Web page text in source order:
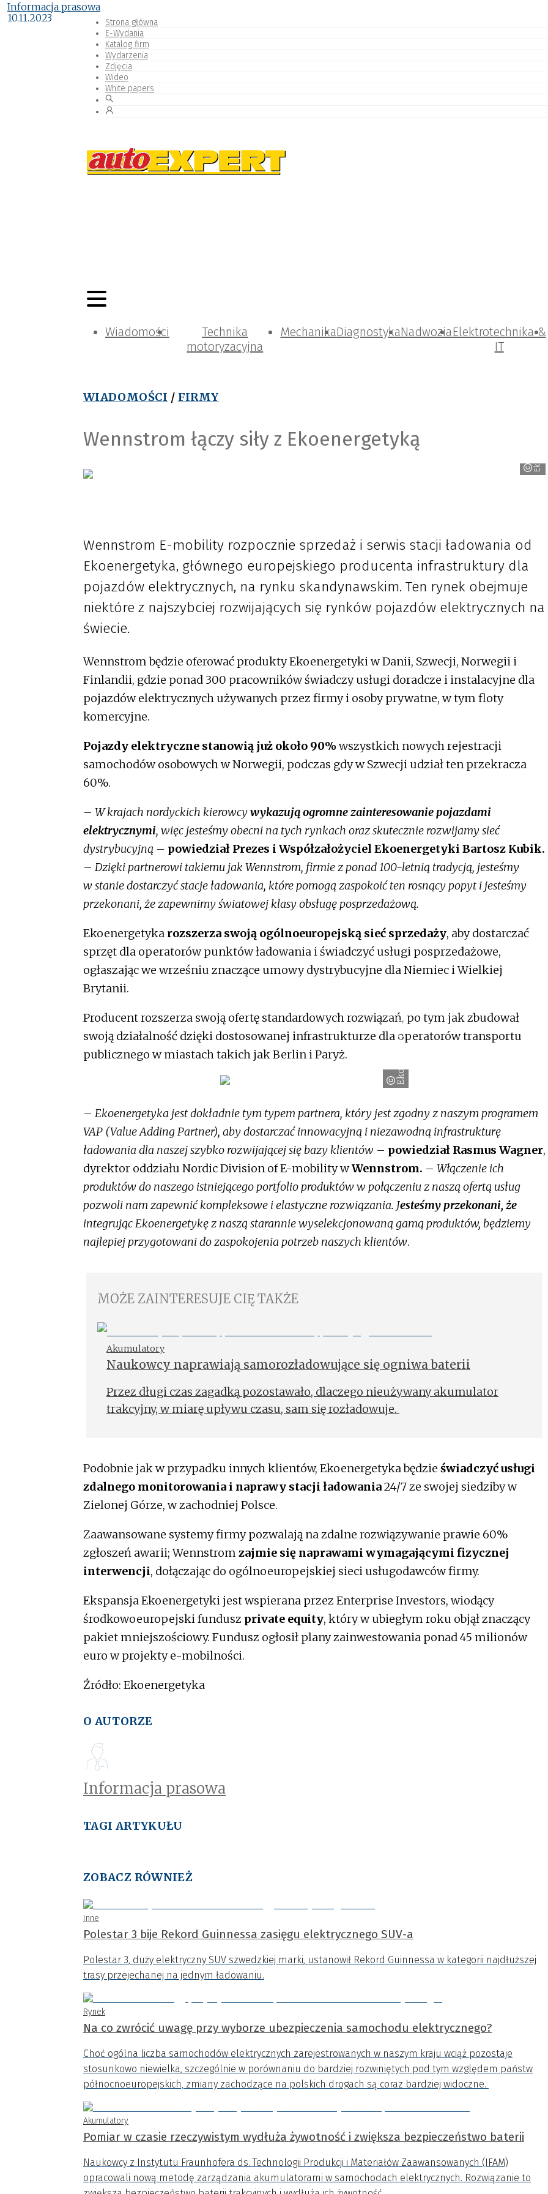
Strona główna
E-Wydania
Katalog firm
Wydarzenia
Zdjęcia
Wideo
White papers
Wiadomości
Technika
motoryzacyjna
MechanikaDiagnostykaNadwoziaElektrotechnika &
IT
WIADOMOŚCI / FIRMY
Wennstrom łączy siły z Ekoenergetyką
Informacja prasowa
10.11.2023
Wennstrom E-mobility rozpocznie sprzedaż i serwis stacji ładowania od
Ekoenergetyka, głównego europejskiego producenta infrastruktury dla
pojazdów elektrycznych, na rynku skandynawskim. Ten rynek obejmuje
niektóre z najszybciej rozwijających się rynków pojazdów elektrycznych na
świecie.
Wennstrom będzie oferować produkty Ekoenergetyki w Danii, Szwecji, Norwegii i
Finlandii, gdzie ponad 300 pracowników świadczy usługi doradcze i instalacyjne dla
pojazdów elektrycznych używanych przez firmy i osoby prywatne, w tym floty
komercyjne.
Pojazdy elektryczne stanowią już około 90%wszystkich nowych rejestracji
samochodów osobowych w Norwegii, podczas gdy w Szwecji udział ten przekracza
60%.
– W krajach nordyckich kierowcywykazują ogromne zainteresowanie pojazdami
elektrycznymi, więc jesteśmy obecni na tych rynkach oraz skutecznie rozwijamy sieć
dystrybucyjną – powiedział Prezes i Współzałożyciel Ekoenergetyki Bartosz Kubik.
– Dzięki partnerowi takiemu jak Wennstrom, firmie z ponad 100-letnią tradycją, jesteśmy
w stanie dostarczyć stacje ładowania, które pomogą zaspokoić ten rosnący popyt i jesteśmy
przekonani, że zapewnimy światowej klasy obsługę posprzedażową.
Ekoenergetyka rozszerza swoją ogólnoeuropejską sieć sprzedaży, aby dostarczać
sprzęt dla operatorów punktów ładowania i świadczyć usługi posprzedażowe,
ogłaszając we wrześniu znaczące umowy dystrybucyjne dla Niemiec i Wielkiej
Brytanii.
Producent rozszerza swoją ofertę standardowych rozwiązań, po tym jak zbudował
swoją działalność dzięki dostosowanej infrastrukturze dla operatorów transportu
publicznego w miastach takich jak Berlin i Paryż.
Ekoenergetyka
– Ekoenergetyka jest dokładnie tym typem partnera, który jest zgodny z naszym programem
VAP (Value Adding Partner), aby dostarczać innowacyjną i niezawodną infrastrukturę
ładowania dla naszej szybko rozwijającej się bazy klientów – powiedział Rasmus Wagner,
dyrektor oddziału Nordic Division of E-mobility wWennstrom. – Włączenie ich
produktów do naszego istniejącego portfolio produktów w połączeniu z naszą ofertą usług
pozwoli nam zapewnić kompleksowe i elastyczne rozwiązania. Jesteśmy przekonani, że
integrując Ekoenergetykę z naszą starannie wyselekcjonowaną gamą produktów, będziemy
najlepiej przygotowani do zaspokojenia potrzeb naszych klientów.
MOŻE ZAINTERESUJE CIĘ TAKŻE
Akumulatory
Naukowcy naprawiają samorozładowujące się ogniwa baterii
Przez długi czas zagadką pozostawało, dlaczego nieużywany akumulator
trakcyjny, w miarę upływu czasu, sam się rozładowuje.
Podobnie jak w przypadku innych klientów, Ekoenergetyka będzie świadczyć usługi
zdalnego monitorowania i naprawy stacji ładowania24/7 ze swojej siedziby w
Zielonej Górze, w zachodniej Polsce.
Zaawansowane systemy firmy pozwalają na zdalne rozwiązywanie prawie 60%
zgłoszeń awarii; Wennstrom zajmie się naprawami wymagającymi fizycznej
interwencji, dołączając do ogólnoeuropejskiej sieci usługodawców firmy.
Ekspansja Ekoenergetyki jest wspierana przez Enterprise Investors, wiodący
środkowoeuropejski fundusz private equity, który w ubiegłym roku objął znaczący
pakiet mniejszościowy. Fundusz ogłosił plany zainwestowania ponad 45 milionów
euro w projekty e-mobilności.
Źródło: Ekoenergetyka
O AUTORZE
Informacja prasowa
TAGI ARTYKUŁU
ZOBACZ RÓWNIEŻ
Inne
Polestar 3 bije Rekord Guinnessa zasięgu elektrycznego SUV-a
Polestar 3, duży elektryczny SUV szwedzkiej marki, ustanowił Rekord Guinnessa w kategorii najdłuższej
trasy przejechanej na jednym ładowaniu.
Rynek
Na co zwrócić uwagę przy wyborze ubezpieczenia samochodu elektrycznego?
Choć ogólna liczba samochodów elektrycznych zarejestrowanych w naszym kraju wciąż pozostaje
stosunkowo niewielka, szczególnie w porównaniu do bardziej rozwiniętych pod tym względem państw
północnoeuropejskich, zmiany zachodzące na polskich drogach są coraz bardziej widoczne.
Akumulatory
Pomiar w czasie rzeczywistym wydłuża żywotność i zwiększa bezpieczeństwo baterii
Naukowcy z Instytutu Fraunhofera ds. Technologii Produkcji i Materiałów Zaawansowanych (IFAM)
opracowali nową metodę zarządzania akumulatorami w samochodach elektrycznych. Rozwiązanie to